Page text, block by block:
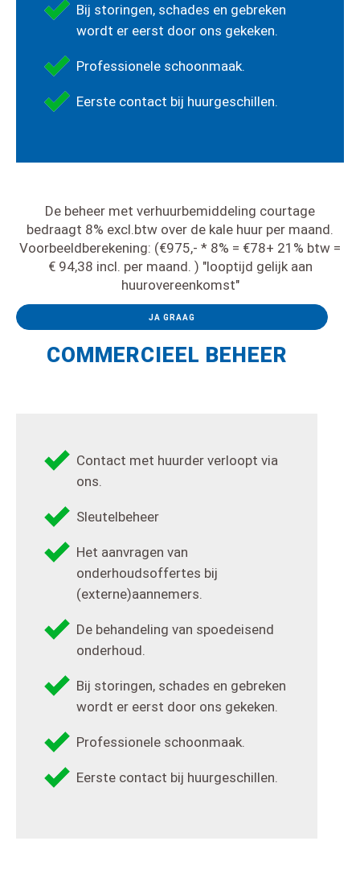
Bij storingen, schades en gebreken
wordt er eerst door ons gekeken.
Professionele schoonmaak.
Eerste contact bij huurgeschillen.
De beheer met verhuurbemiddeling courtage
bedraagt 8% excl.btw over de kale huur per maand.
Voorbeeldberekening: (€975,- * 8% = €78+ 21% btw =
€ 94,38 incl. per maand. ) "looptijd gelijk aan
huurovereenkomst"
JA GRAAG
COMMERCIEEL BEHEER
Contact met huurder verloopt via
ons.
Sleutelbeheer
Het aanvragen van
onderhoudsoffertes bij
(externe)aannemers.
De behandeling van spoedeisend
onderhoud.
Bij storingen, schades en gebreken
wordt er eerst door ons gekeken.
Professionele schoonmaak.
Eerste contact bij huurgeschillen.